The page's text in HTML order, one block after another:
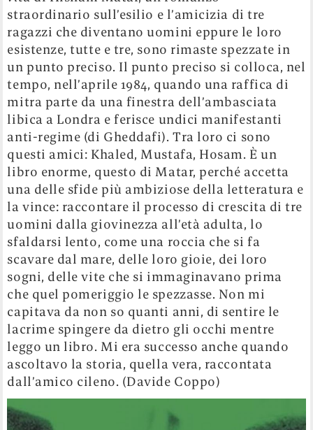
straordinario sull’esilio e l’amicizia di tre
ragazzi che diventano uomini eppure le loro
esistenze, tutte e tre, sono rimaste spezzate in
un punto preciso. Il punto preciso si colloca, nel
tempo, nell’aprile 1984, quando una raffica di
mitra parte da una finestra dell’ambasciata
libica a Londra e ferisce undici manifestanti
anti-regime (di Gheddafi). Tra loro ci sono
questi amici: Khaled, Mustafa, Hosam. È un
libro enorme, questo di Matar, perché accetta
una delle sfide più ambiziose della letteratura e
la vince: raccontare il processo di crescita di tre
uomini dalla giovinezza all’età adulta, lo
sfaldarsi lento, come una roccia che si fa
scavare dal mare, delle loro gioie, dei loro
sogni, delle vite che si immaginavano prima
che quel pomeriggio le spezzasse. Non mi
capitava da non so quanti anni, di sentire le
lacrime spingere da dietro gli occhi mentre
leggo un libro. Mi era successo anche quando
ascoltavo la storia, quella vera, raccontata
dall’amico cileno. (Davide Coppo)